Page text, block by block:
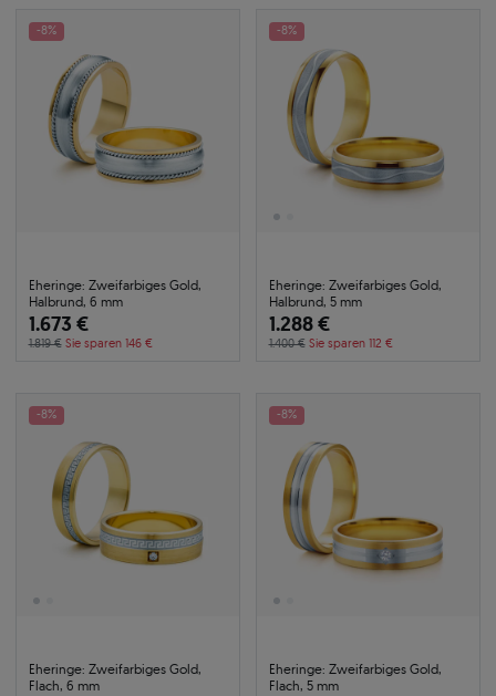
-8%
Eheringe: Zweifarbiges Gold,
Halbrund, 6 mm
1.673 €
1.819 € Sie sparen 146 €
-8%
Eheringe: Zweifarbiges Gold,
Halbrund, 5 mm
1.288 €
1.400 € Sie sparen 112 €
-8%
Eheringe: Zweifarbiges Gold,
Flach, 6 mm
-8%
Eheringe: Zweifarbiges Gold,
Flach, 5 mm